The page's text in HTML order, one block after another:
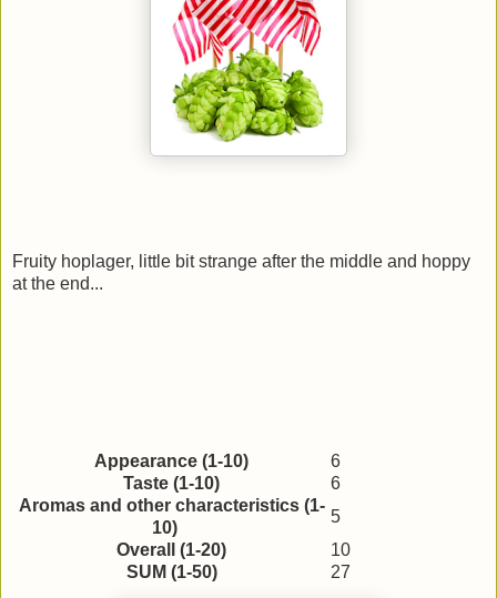
Fruity hoplager, little bit strange after the middle and hoppy
at the end...
Appearance (1-10)
6
Taste (1-10)
6
Aromas and other characteristics (1-
10)
5
Overall (1-20)
10
SUM (1-50)
27